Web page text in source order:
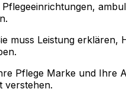
muss Leistung
Pflege Marke und Ihre
verstehen.